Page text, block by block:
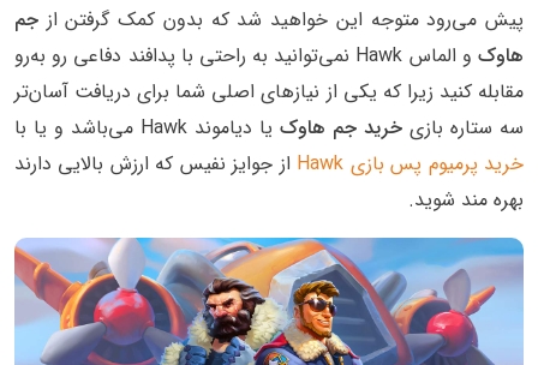
پیش می‌رود متوجه این خواهید شد که بدون کمک گرفتن از جم
هاوک
و الماس Hawk نمی‌توانید به راحتی با پدافند دفاعی رو به‌رو
مقابله کنید زیرا که یکی از نیازهای اصلی شما برای دریافت آسان‌تر
سه ستاره بازی خرید جم هاوک یا دیاموند Hawk می‌باشد و یا با
خرید پرمیوم پس بازی Hawk
از جوایز نفیس که ارزش بالایی دارند
بهره مند شوید.